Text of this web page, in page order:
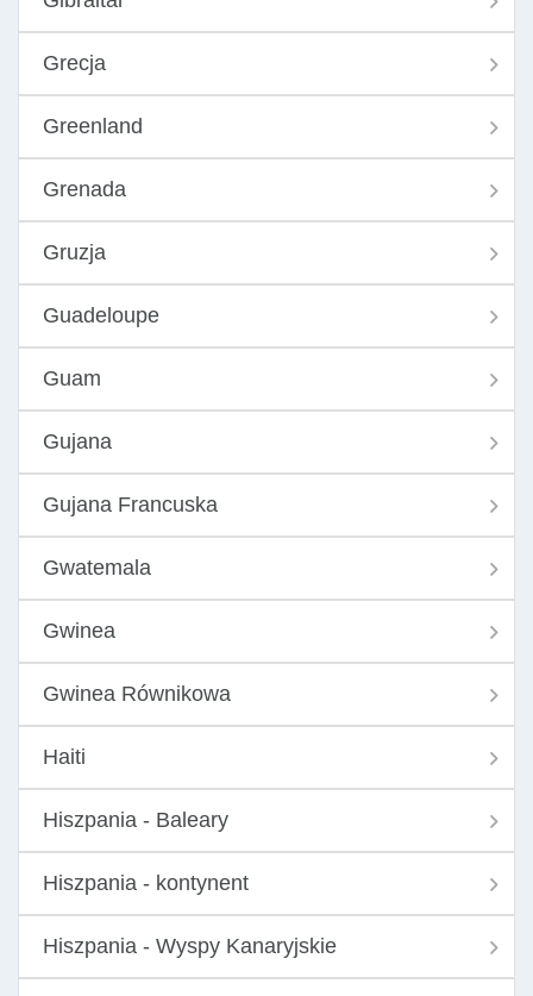
Grecja
Greenland
Grenada
Gruzja
Guadeloupe
Guam
Gujana
Gujana Francuska
Gwatemala
Gwinea
Gwinea Równikowa
Haiti
Hiszpania - Baleary
Hiszpania - kontynent
Hiszpania - Wyspy Kanaryjskie